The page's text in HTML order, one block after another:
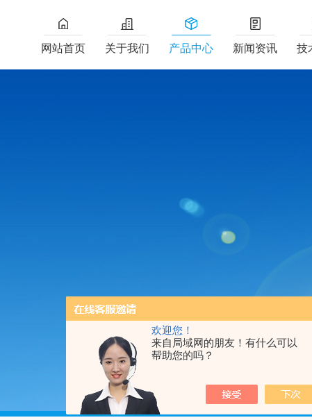
欢迎您！
来自局域网的朋友！有什么可以
帮助您的吗？
网站首页 关于我们 产品中心 新闻资讯 技
首页 产品中心